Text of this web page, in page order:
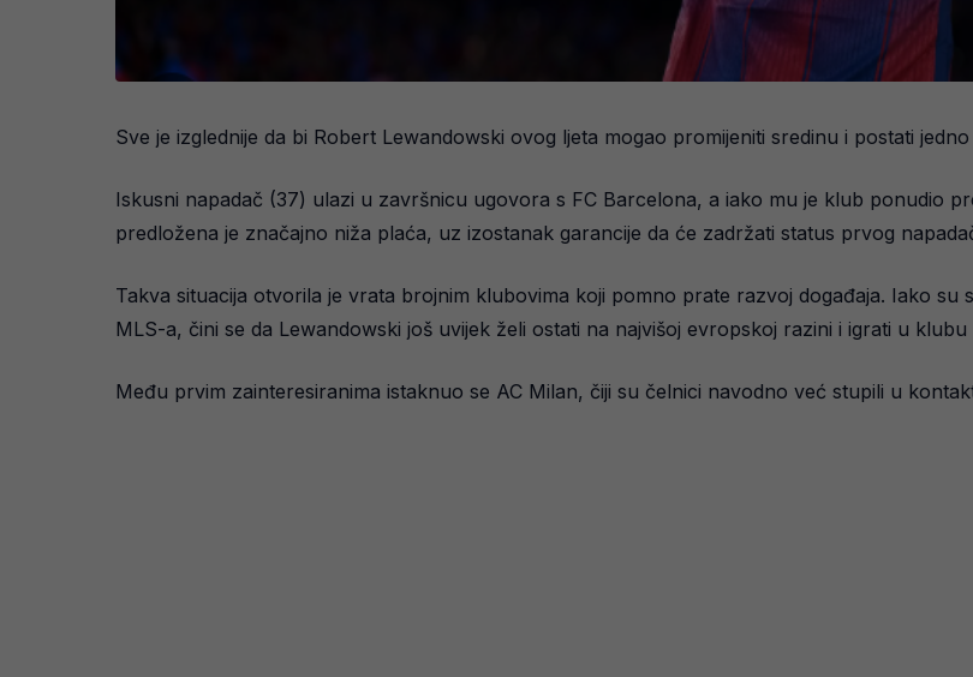
Sve je izglednije da bi Robert Lewandowski ovog ljeta mogao promijeniti sredinu i postati
Iskusni napadač (37) ulazi u završnicu ugovora s FC Barcelona, a iako mu je klub ponudio
predložena je značajno niža plaća, uz izostanak garancije da će zadržati status prvog
Takva situacija otvorila je vrata brojnim klubovima koji pomno prate razvoj događaja. Iako su
MLS-a, čini se da Lewandowski još uvijek želi ostati na najvišoj evropskoj razini i igrati u
Među prvim zainteresiranima istaknuo se AC Milan, čiji su čelnici navodno već stupili u